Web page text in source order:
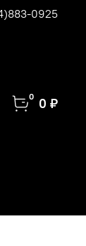
0925
0 0 ₽